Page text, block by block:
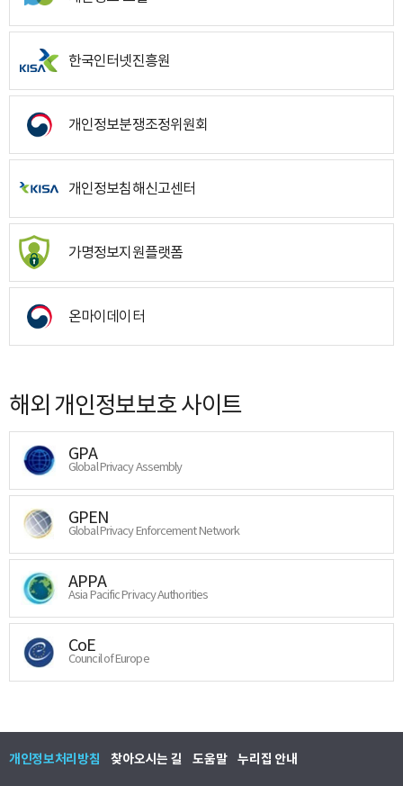
한국인터넷진흥원
개인정보분쟁조정위원회
개인정보침해신고센터
가명정보지원플랫폼
온마이데이터
해외 개인정보보호 사이트
GPA
Global Privacy Assembly
GPEN
Global Privacy Enforcement Network
APPA
Asia Pacific Privacy Authorities
CoE
Council of Europe
개인정보처리방침 찾아오시는 길 도움말 누리집 안내